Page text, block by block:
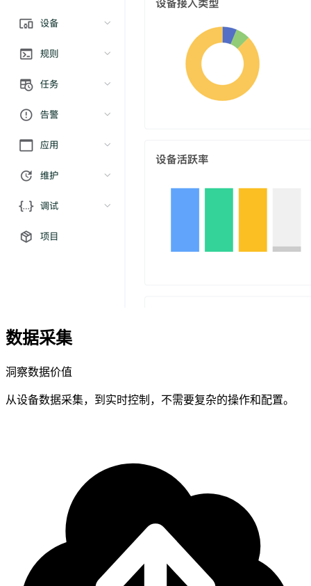
数据采集
洞察数据价值
从设备数据采集，到实时控制，不需要复杂的操作和配置。